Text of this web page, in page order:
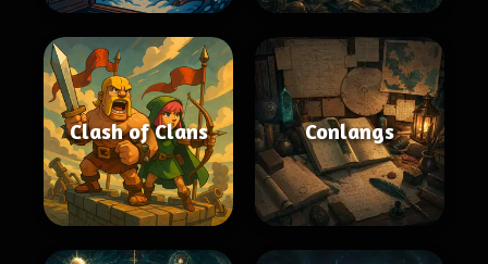
Clash of Clans Conlangs